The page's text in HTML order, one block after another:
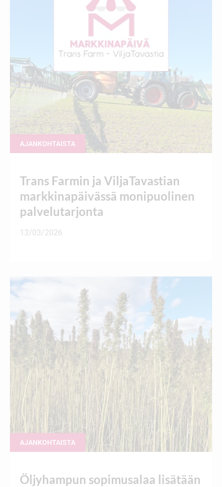
AJANKOHTAISTA
Trans Farmin ja ViljaTavastian
markkinapäivässä monipuolinen
palvelutarjonta
13/03/2026
AJANKOHTAISTA
Öljyhampun sopimusalaa lisätään